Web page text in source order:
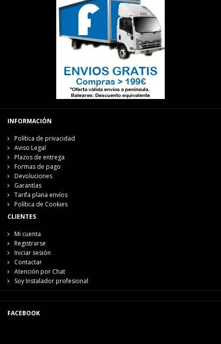
INFORMACIÓN
Política de privacidad
Aviso Legal
Plazos de entrega
Formas de pago
Devoluciones
Garantías
Tarifa plana envíos
Política de Cookies
CLIENTES
Mi cuenta
Registrarse
Iniciar sesión
Contactar
Atención por Chat
Soy Instalador profesional
FACEBOOK